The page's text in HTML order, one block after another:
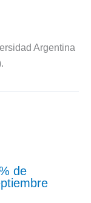
Argentina
de